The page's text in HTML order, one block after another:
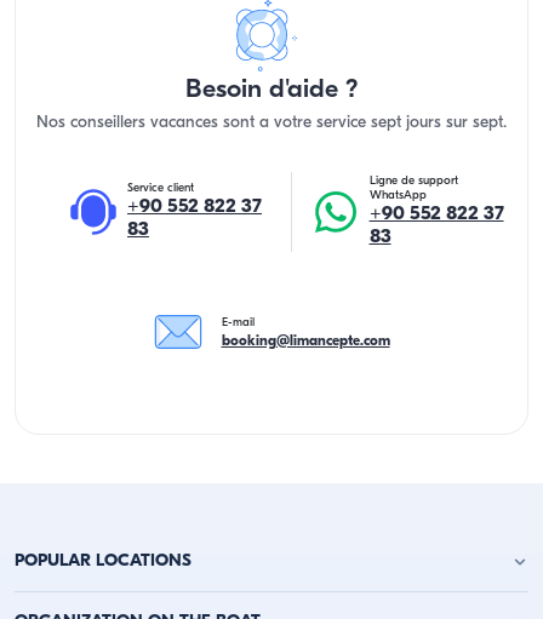
Besoin d'aide ?
Nos conseillers vacances sont a votre service sept jours sur sept.
Service client
+90 552 822 37
83
Ligne de support
WhatsApp
+90 552 822 37
83
E-mail
booking@limancepte.com
POPULAR LOCATIONS